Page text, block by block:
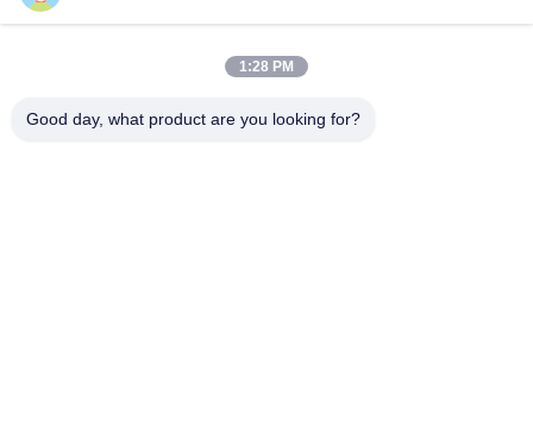
Invia
1:28 PM
Good day, what product are you looking for?